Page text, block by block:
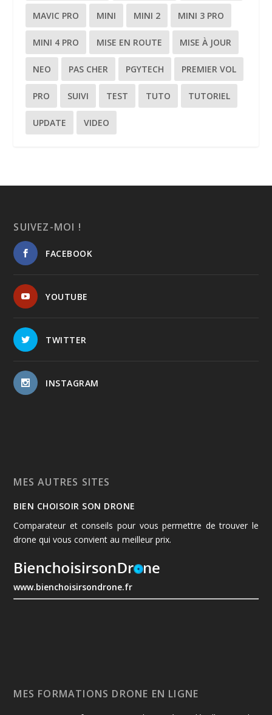
MAVIC PRO MINI MINI 2 MINI 3 PRO
MINI 4 PRO MISE EN ROUTE MISE À JOUR
NEO PAS CHER PGYTECH PREMIER VOL
PRO SUIVI TEST TUTO TUTORIEL
UPDATE VIDEO
SUIVEZ-MOI !
FACEBOOK
YOUTUBE
TWITTER
INSTAGRAM
MES AUTRES SITES
BIEN CHOISOIR SON DRONE
Comparateur et conseils pour vous permettre de trouver le
drone qui vous convient au meilleur prix.
www.bienchoisirsondrone.fr
MES FORMATIONS DRONE EN LIGNE